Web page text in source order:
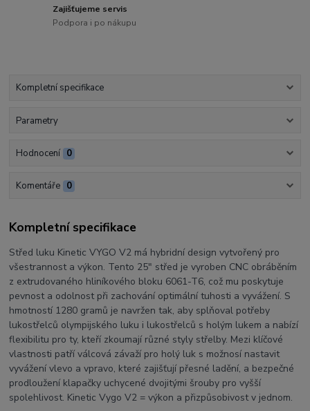
Zajišťujeme servis
Podpora i po nákupu
Kompletní specifikace
Parametry
Hodnocení 0
Komentáře 0
Kompletní specifikace
Střed luku Kinetic VYGO V2 má hybridní design vytvořený pro
všestrannost a výkon. Tento 25" střed je vyroben CNC obráběním
z extrudovaného hliníkového bloku 6061-T6, což mu poskytuje
pevnost a odolnost při zachování optimální tuhosti a vyvážení. S
hmotností 1280 gramů je navržen tak, aby splňoval potřeby
lukostřelců olympijského luku i lukostřelců s holým lukem a nabízí
flexibilitu pro ty, kteří zkoumají různé styly střelby. Mezi klíčové
vlastnosti patří válcová závaží pro holý luk s možnosí nastavit
vyvážení vlevo a vpravo, které zajišťují přesné ladění, a bezpečné
prodloužení klapačky uchycené dvojitými šrouby pro vyšší
spolehlivost. Kinetic Vygo V2 = výkon a přizpůsobivost v jednom.